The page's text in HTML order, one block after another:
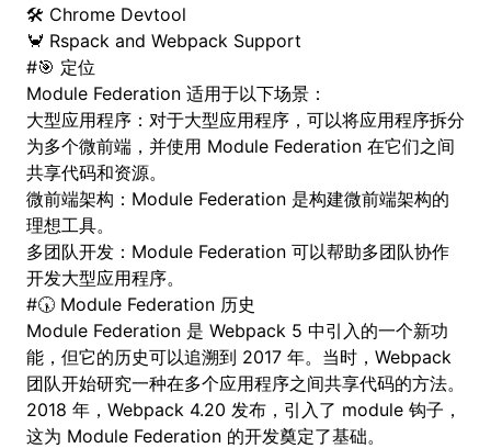
🛠️ Chrome Devtool
🦀 Rspack and Webpack Support
#🎯 定位
Module Federation 适用于以下场景：
大型应用程序：对于大型应用程序，可以将应用程序拆分
为多个微前端，并使用 Module Federation 在它们之间
共享代码和资源。
微前端架构：Module Federation 是构建微前端架构的
理想工具。
多团队开发：Module Federation 可以帮助多团队协作
开发大型应用程序。
#🕠 Module Federation 历史
Module Federation 是 Webpack 5 中引入的一个新功
能，但它的历史可以追溯到 2017 年。当时，Webpack
团队开始研究一种在多个应用程序之间共享代码的方法。
2018 年，Webpack 4.20 发布，引入了 module 钩子，
这为 Module Federation 的开发奠定了基础。